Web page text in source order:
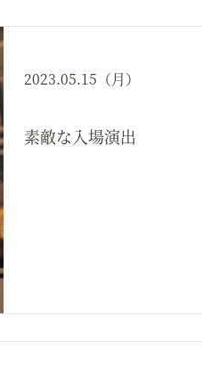
2023.05.15（月）
素敵な入場演出